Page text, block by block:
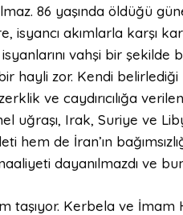
86 yaşında öldüğü
akımlarla karşı
vahşi bir şekilde
hayli zor. Kendi
ve caydırıcılığa
Irak, Suriye ve
de İran’ın
dayanılmazdı ve
taşıyor. Kerbela ve İmam